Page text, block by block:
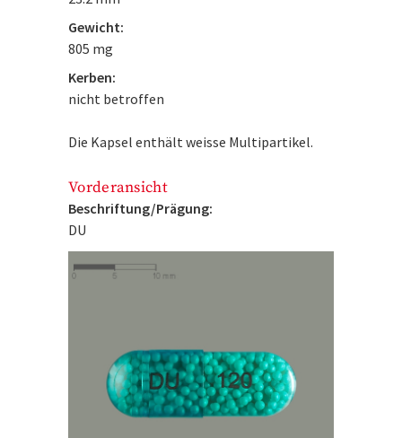
Gewicht:
805 mg
Kerben:
nicht betroffen
Die Kapsel enthält weisse Multipartikel.
Vorderansicht
Beschriftung/Prägung:
DU